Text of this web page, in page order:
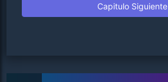
Capitulo Siguiente